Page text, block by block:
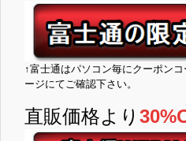
↑富士通はパソコン毎にクーポン
ージにてご確認下さい。
直販価格より